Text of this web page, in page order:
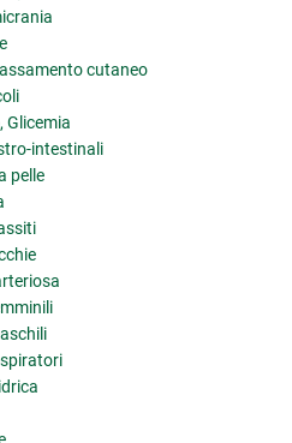
cutaneo
Glicemia
intestinali
pelle